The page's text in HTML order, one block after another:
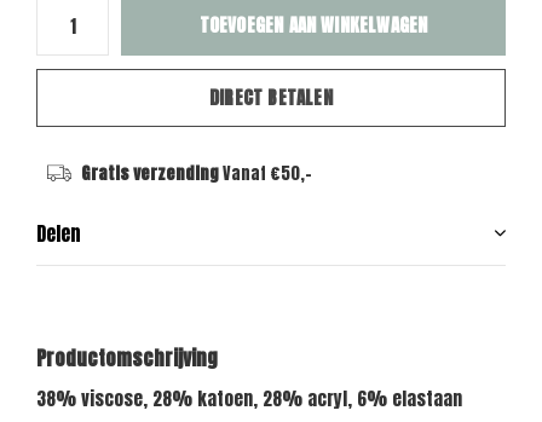
TOEVOEGEN AAN WINKELWAGEN
DIRECT BETALEN
Gratis verzendingVanaf €50,-
Delen
Productomschrijving
38% viscose, 28% katoen, 28% acryl, 6% elastaan